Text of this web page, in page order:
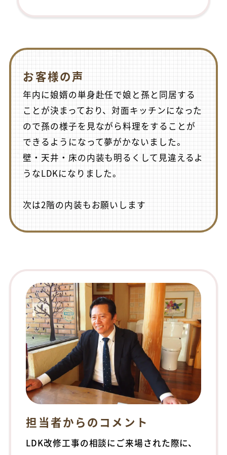
お客様の声
年内に娘婿の単身赴任で娘と孫と同居する
ことが決まっており、対面キッチンになった
ので孫の様子を見ながら料理をすることが
できるようになって夢がかないました。
壁・天井・床の内装も明るくして見違えるよ
うなLDKになりました。
次は2階の内装もお願いします
担当者からのコメント
LDK改修工事の相談にご来場された際に、